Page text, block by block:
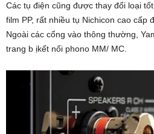
Các tụ điện cũng được thay đổi loại
film PP, rất nhiều tụ Nichicon cao cấp
Ngoài các cổng vào thông thường,
trang b ịkết nối phono MM/ MC.